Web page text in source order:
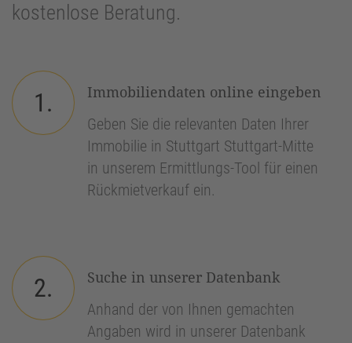
kostenlose Beratung.
1.
Immobiliendaten online eingeben
Geben Sie die relevanten Daten Ihrer
Immobilie in Stuttgart Stuttgart-Mitte
in unserem Ermittlungs-Tool für einen
Rückmietverkauf ein.
2.
Suche in unserer Datenbank
Anhand der von Ihnen gemachten
Angaben wird in unserer Datenbank